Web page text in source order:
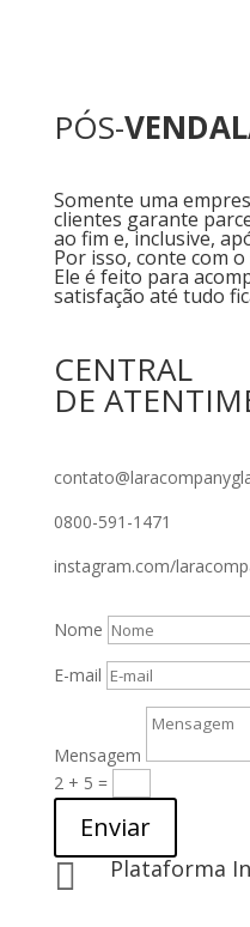
PÓS-
Somente uma
clientes garante
ao fim e, inclusive,
Por isso, conte com o
Ele é feito para
satisfação até tudo
CENTRAL
DE
0800-591-1471
instagram.com/
Nome
E-mail
Mensagem
2 + 5 =
Enviar
 Plataforma